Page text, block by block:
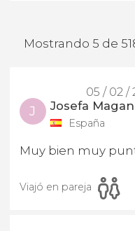
Mostrando 5 de
05 / 02 /
J Josefa Magan
España
Muy bien muy
Viajó en pareja